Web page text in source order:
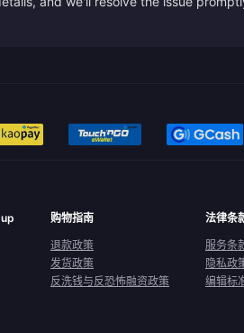
购物指南
退款政策
发货政策
反洗钱与反恐怖融资政策
法律条
服务条
隐私政
编辑标